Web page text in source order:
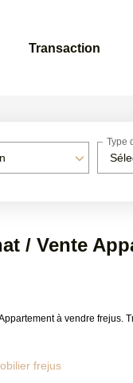
Transaction
Type
/ Vente
à vendre frejus.
frejus